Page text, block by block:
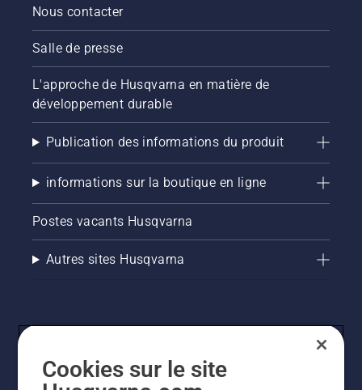
Nous contacter
Salle de presse
L'approche de Husqvarna en matière de
développement durable
Publication des informations du produit
informations sur la boutique en ligne
Postes vacants Husqvarna
Autres sites Husqvarna
Cookies sur le site